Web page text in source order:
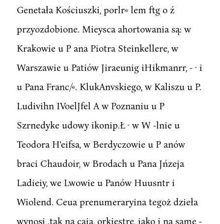
Genetała Kościuszki, porlr« lem ftg o ź
przyozdobione. Mieysca ahortowania są: w
Krakowie u P ana Piotra Steinkellere, w
Warszawie u Patiów Jiraeunig iHikmanrr, - · i
u Pana Franc/«. KlukAnvskiego, w Kaliszu u P.
Ludivihn IVoelJfel A w Poznaniu u P
Szrnedyke udowy ikonip.Ł · w W -lnie u
Teodora H'eifsa, w Berdyczowie u P anów
braci Chaudoir, w Brodach u Pana Jńzeja
Ladieiy, we Lwowie u Panów Huusntr i
Wiolend. Ceua prenumeraryina tegoż dzieła
wynosi .tak na caia, orkiestrę, iako i na same -